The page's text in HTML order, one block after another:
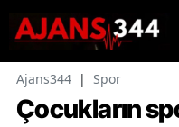
Ajans344 | Spor
Çocukların